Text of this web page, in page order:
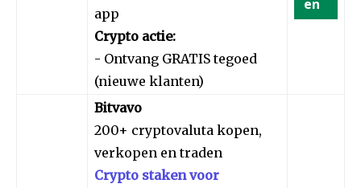
app
Crypto actie:
- Ontvang GRATIS tegoed
(nieuwe klanten)
en
Bitvavo
200+ cryptovaluta kopen,
verkopen en traden
Crypto staken voor